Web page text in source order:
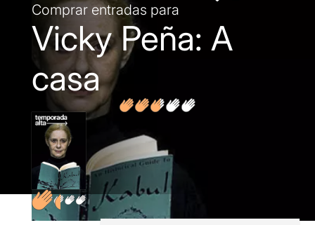
Comprar entradas para
Vicky Peña: A
casa